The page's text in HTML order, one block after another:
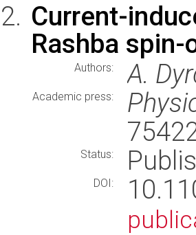
Current-
Rashba
Authors: A.
Academic press:
Status:
DOI: